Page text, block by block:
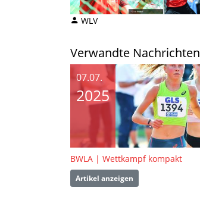
WLV
Verwandte Nachrichten
07.07.
2025
BWLA | Wettkampf kompakt
Artikel anzeigen